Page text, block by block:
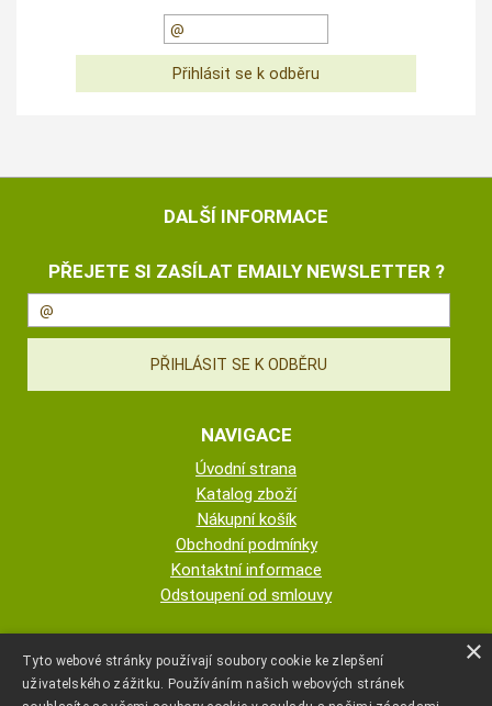
DALŠÍ INFORMACE
PŘEJETE SI ZASÍLAT EMAILY NEWSLETTER ?
NAVIGACE
Úvodní strana
Katalog zboží
Nákupní košík
Obchodní podmínky
Kontaktní informace
Odstoupení od smlouvy
ESHOP PROVOZUJE ×
Tyto webové stránky používají soubory cookie ke zlepšení
uživatelského zážitku. Používáním našich webových stránek